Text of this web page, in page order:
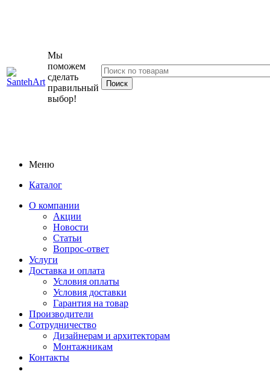
Мы
поможем
сделать
правильный
выбор!
Меню
Каталог
О компании
Акции
Новости
Статьи
Вопрос-ответ
Услуги
Доставка и оплата
Условия оплаты
Условия доставки
Гарантия на товар
Производители
Сотрудничество
Дизайнерам и архитекторам
Монтажникам
Контакты